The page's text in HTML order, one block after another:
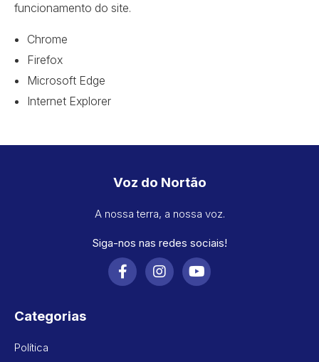
funcionamento do site.
Chrome
Firefox
Microsoft Edge
Internet Explorer
Voz do Nortão
A nossa terra, a nossa voz.
Siga-nos nas redes sociais!
Categorias
Política